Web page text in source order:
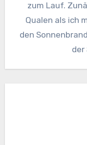
zum Lauf.
Qualen als ich
den